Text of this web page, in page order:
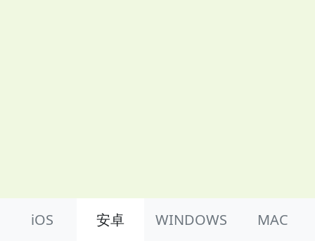
iOS 安卓 WINDOWS MAC